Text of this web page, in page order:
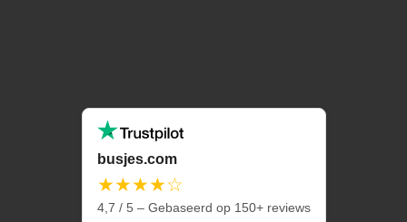
busjes.com
★★★★☆
4,7 / 5 – Gebaseerd op 150+ reviews